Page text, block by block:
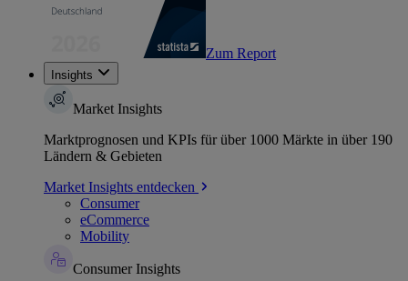
Zum Report
Insights
Market Insights
Marktprognosen und KPIs für über 1000 Märkte in über 190
Ländern & Gebieten
Market Insights entdecken
Consumer
eCommerce
Mobility
Consumer Insights